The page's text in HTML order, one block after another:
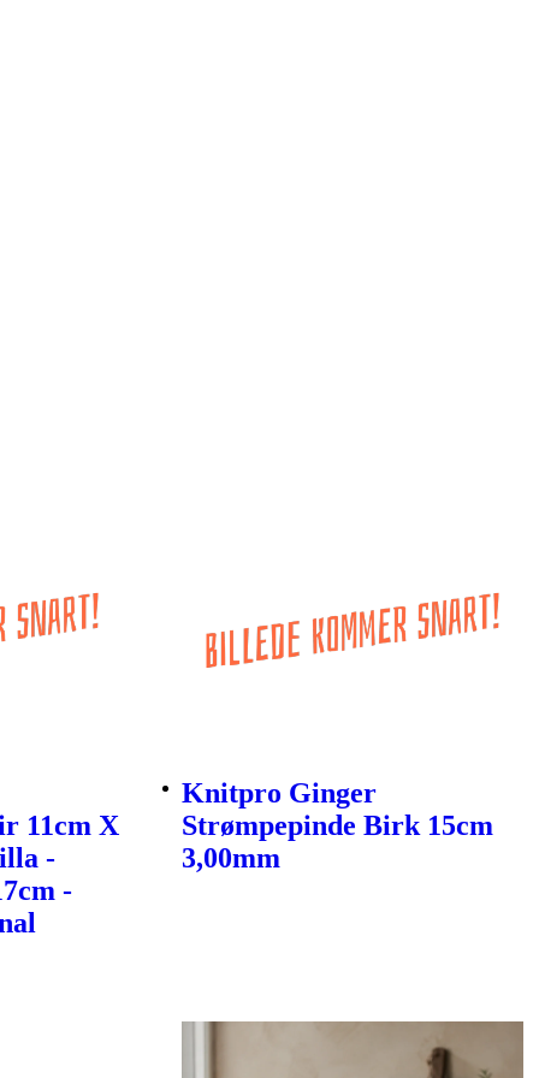
11cm X
-
-
Knitpro Ginger
Strømpepinde Birk 15cm
3,00mm